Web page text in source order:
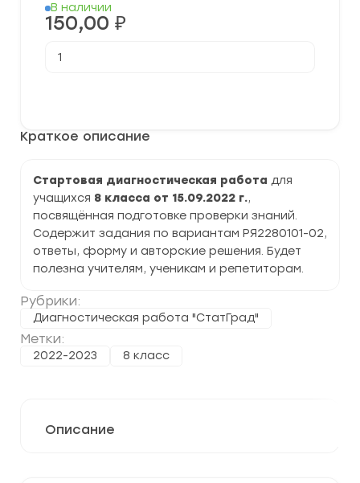
Краткое описание
Стартовая диагностическая работа для
учащихся 8 класса от 15.09.2022 г.,
посвящённая подготовке проверки знаний.
Содержит задания по вариантам РЯ2280101-02,
ответы, форму и авторские решения. Будет
полезна учителям, ученикам и репетиторам.
Рубрики:
Диагностическая работа "СтатГрад"
Метки:
2022-2023 8 класс
В наличии
150,00 ₽
товара
русскому
класс
(РЯ2280101-
02)
Описание